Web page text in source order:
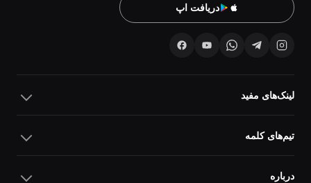
دریافت اپ
لینک‌های مفید
تیم‌های کلمه
درباره